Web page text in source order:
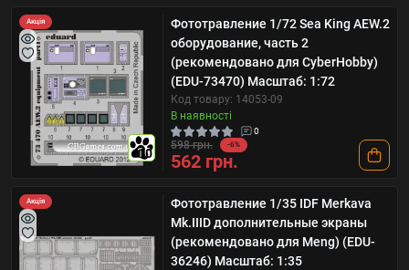
Акція
10
Фототравление 1/72 Sea King AEW.2
оборудование, часть 2
(рекомендовано для CyberHobby)
(EDU-73470) Масштаб: 1:72
Код товару: 14053-09
В наявності
0
598 грн. -6%
562 грн.
Акція
Фототравление 1/35 IDF Merkava
Mk.IIID дополнительные экраны
(рекомендовано для Meng) (EDU-
36246) Масштаб: 1:35